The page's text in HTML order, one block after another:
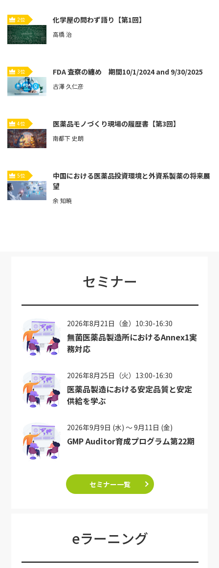
2位 化学屋の問わず語り【第1回】
高橋 治
3位 FDA 査察の纏め 期間10/1/2024 and 9/30/2025
古澤 久仁彦
4位 医薬品モノづくり現場の履歴書【第3回】
南都下 史朗
5位
中国における医薬品投資環境と外資系製薬の将来展
望
余 知暁
セミナー
2026年8月21日（金）10:30-16:30
無菌医薬品製造所におけるAnnex1実
務対応
2026年8月25日（火）13:00-16:30
医薬品製造における安定品質と安定
供給を学ぶ
2026年9月9日 (水) ～ 9月11日 (金)
GMP Auditor育成プログラム第22期
セミナー一覧
eラーニング